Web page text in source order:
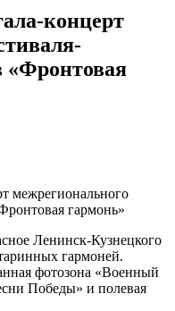
концерт
«Фронтовая
Ленинск-Кузнецкого
гармоней.
фотозона «Военный
Победы» и полевая